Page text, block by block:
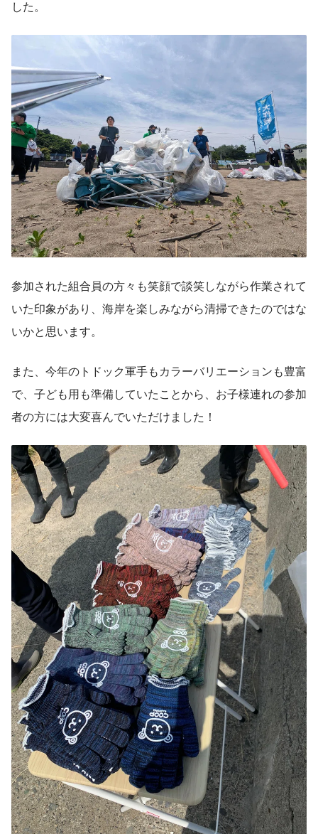
した。
参加された組合員の方々も笑顔で談笑しながら作業されて
いた印象があり、海岸を楽しみながら清掃できたのではな
いかと思います。
また、今年のトドック軍手もカラーバリエーションも豊富
で、子ども用も準備していたことから、お子様連れの参加
者の方には大変喜んでいただけました！